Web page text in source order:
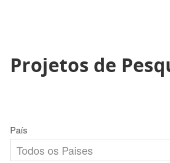
Projetos de
País